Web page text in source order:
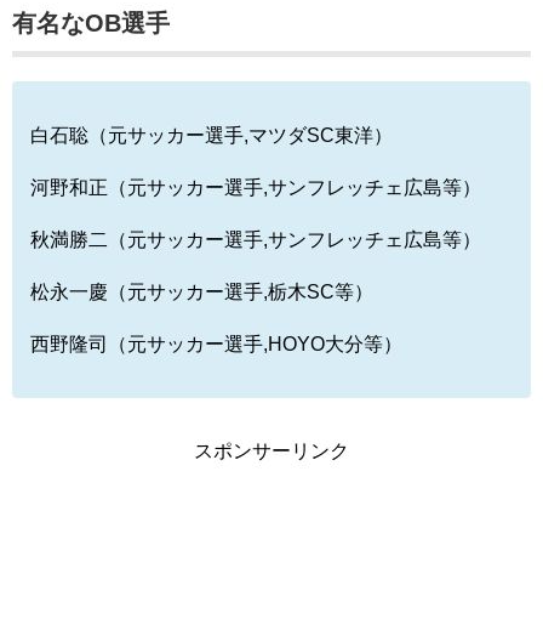
有名なOB選手
白石聡（元サッカー選手,マツダSC東洋）
河野和正（元サッカー選手,サンフレッチェ広島等）
秋満勝二（元サッカー選手,サンフレッチェ広島等）
松永一慶（元サッカー選手,栃木SC等）
西野隆司（元サッカー選手,HOYO大分等）
スポンサーリンク